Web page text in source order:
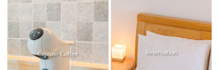
Capsule Coffee Reservation